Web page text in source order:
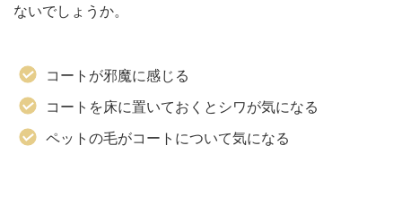
ないでしょうか。
コートが邪魔に感じる
コートを床に置いておくとシワが気になる
ペットの毛がコートについて気になる